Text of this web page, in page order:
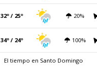
32º / 25º 20%
34º / 24º 100%
El tiempo en Santo Domingo